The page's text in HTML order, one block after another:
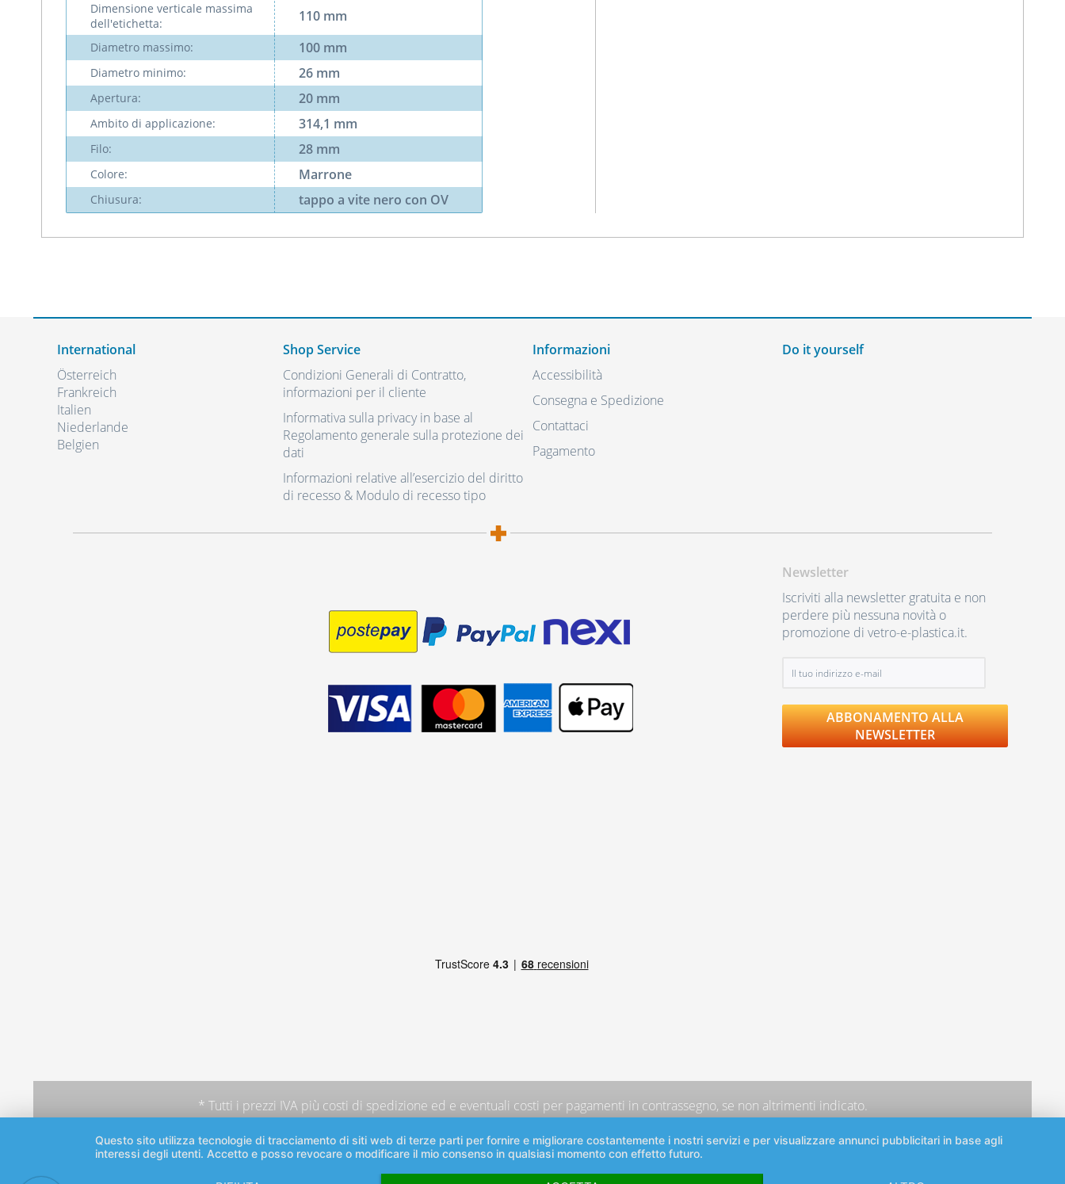
Dimensione verticale massima
dell'etichetta:
110 mm
Diametro massimo: 100 mm
Diametro minimo: 26 mm
Apertura: 20 mm
Ambito di applicazione: 314,1 mm
Filo: 28 mm
Colore: Marrone
Chiusura: tappo a vite nero con OV
International
Österreich
Frankreich
Italien
Niederlande
Belgien
Shop Service
Condizioni Generali di Contratto,
informazioni per il cliente
Informativa sulla privacy in base al
Regolamento generale sulla protezione dei
dati
Informazioni relative all’esercizio del diritto
di recesso & Modulo di recesso tipo
Informazioni
Accessibilità
Consegna e Spedizione
Contattaci
Pagamento
Do it yourself
Newsletter
Iscriviti alla newsletter gratuita e non
perdere più nessuna novità o
promozione di vetro-e-plastica.it.
ABBONAMENTO ALLA
NEWSLETTER
* Tutti i prezzi IVA più costi di spedizione ed e eventuali costi per pagamenti in contrassegno, se non altrimenti indicato.
Questo sito utilizza tecnologie di tracciamento di siti web di terze parti per fornire e migliorare costantemente i nostri servizi e per visualizzare annunci pubblicitari in base agli
interessi degli utenti. Accetto e posso revocare o modificare il mio consenso in qualsiasi momento con effetto futuro.